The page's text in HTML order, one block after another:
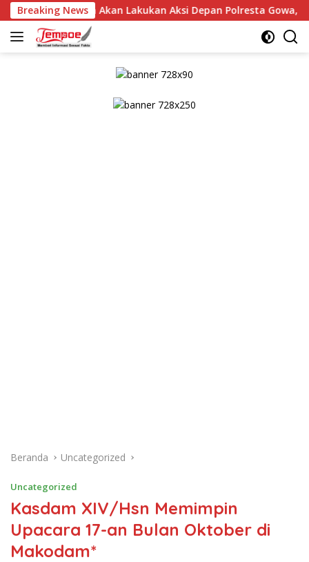
Langsung
ke
konten
Breaking News
Gowa Akan Lakukan Aksi Depan Polresta Gowa, LIN Yang
Beranda Uncategorized
Uncategorized
Kasdam XIV/Hsn Memimpin
Upacara 17-an Bulan Oktober di
Makodam*